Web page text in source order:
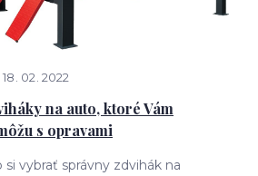
18 02 2022
na auto, ktoré Vám
s opravami
si vybrať správny zdvihák na